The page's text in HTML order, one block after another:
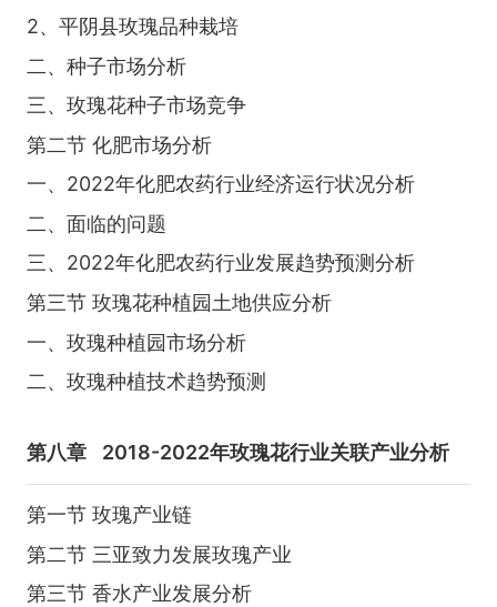
2、平阴县玫瑰品种栽培
二、种子市场分析
三、玫瑰花种子市场竞争
第二节 化肥市场分析
一、2022年化肥农药行业经济运行状况分析
二、面临的问题
三、2022年化肥农药行业发展趋势预测分析
第三节 玫瑰花种植园土地供应分析
一、玫瑰种植园市场分析
二、玫瑰种植技术趋势预测
第八章 2018-2022年玫瑰花行业关联产业分析
第一节 玫瑰产业链
第二节 三亚致力发展玫瑰产业
第三节 香水产业发展分析